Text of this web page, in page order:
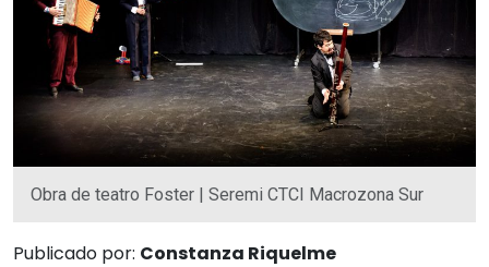
Obra de teatro Foster | Seremi CTCI Macrozona Sur
Publicado por: Constanza Riquelme